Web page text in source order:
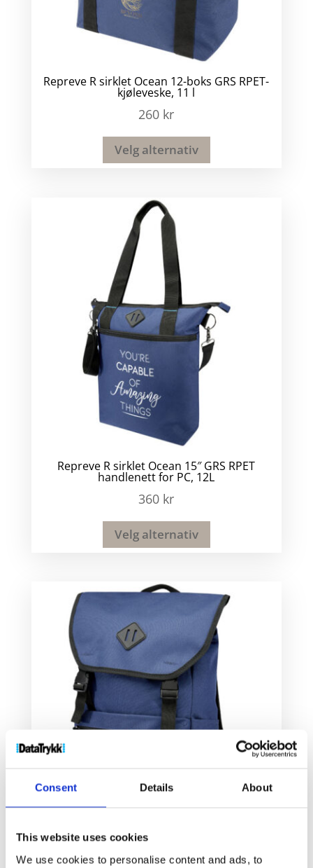
Consent Details About
This website uses cookies
We use cookies to personalise content and ads, to
Repreve R sirklet Ocean 12-boks GRS RPET-
kjøleveske, 11 l
260 kr
Velg alternativ
Repreve R sirklet Ocean 15″ GRS RPET
handlenett for PC, 12L
360 kr
Velg alternativ
PC-ryggsekk, 19 l